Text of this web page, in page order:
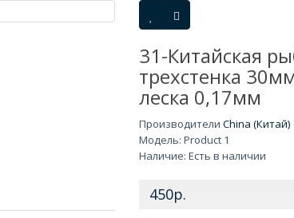
31-Китайская
трехстенка
леска 0,17мм
Производители China (Китай)
Модель: Product 1
Наличие: Есть в наличии
450р.